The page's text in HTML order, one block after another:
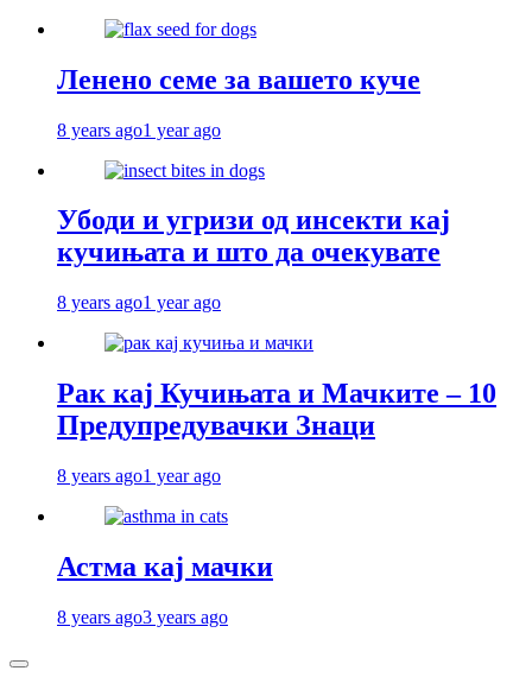
Ленено семе за вашето куче
8 years ago1 year ago
Убоди и угризи од инсекти кај
кучињата и што да очекувате
8 years ago1 year ago
Рак кај Кучињата и Мачките – 10
Предупредувачки Знаци
8 years ago1 year ago
Астма кај мачки
8 years ago3 years ago